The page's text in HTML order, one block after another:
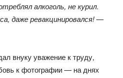
алкоголь, не курил.
даже ревакцинировался!—
внуку уважение к труду,
к фотографии — на днях